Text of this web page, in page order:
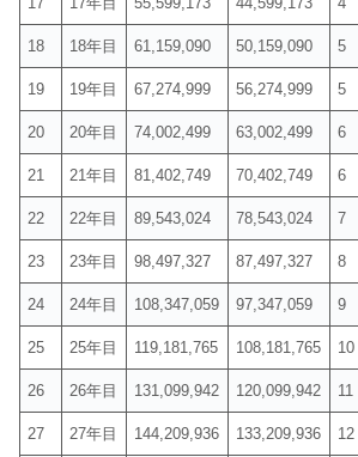
18 18年目 61,159,090 50,159,090 5
19 19年目 67,274,999 56,274,999 5
20 20年目 74,002,499 63,002,499 6
21 21年目 81,402,749 70,402,749 6
22 22年目 89,543,024 78,543,024 7
23 23年目 98,497,327 87,497,327 8
24 24年目 108,347,059 97,347,059 9
25 25年目 119,181,765 108,181,765 10
26 26年目 131,099,942 120,099,942 11
27 27年目 144,209,936 133,209,936 12